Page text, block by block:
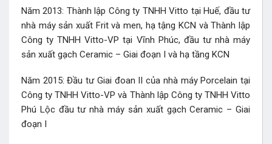
Năm 2013: Thành lập Công ty TNHH Vitto tại Huế, đầu tư
nhà máy sản xuất Frit và men, hạ tậng KCN và Thành lập
Công ty TNHH Vitto-VP tại Vĩnh Phúc, đầu tư nhà máy
sản xuất gạch Ceramic – Giai đoạn I và hạ tầng KCN
Năm 2015: Đầu tư Giai đoan II của nhà máy Porcelain tại
Công ty TNHH Vitto-VP và Thành lập Công ty TNHH Vitto
Phú Lộc đầu tư nhà máy sản xuất gạch Ceramic – Giai
đoạn I